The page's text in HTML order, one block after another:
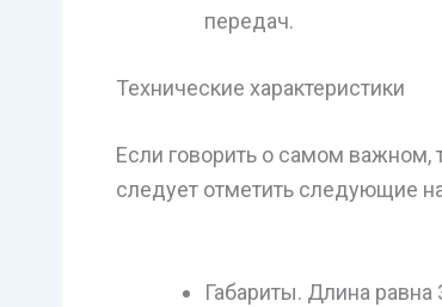
передач.
Технические характеристики
Если говорить о самом важном,
следует отметить следующие
Габариты. Длина